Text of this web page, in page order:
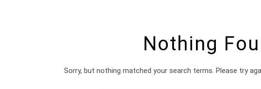
Nothing
Sorry, but nothing matched your search terms. Please try